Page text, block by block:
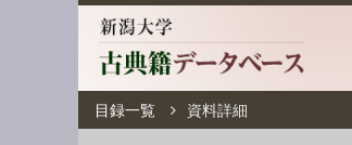
目録一覧 資料詳細